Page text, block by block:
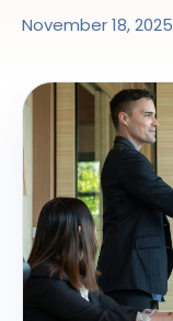
November 18, 2025